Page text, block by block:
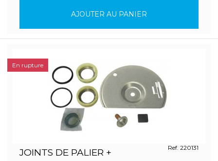
AJOUTER AU PANIER
JOINTS DE PALIER +
Ref. 220131
En rupture